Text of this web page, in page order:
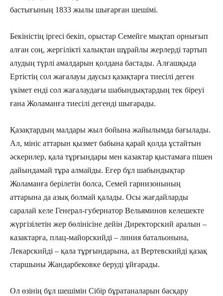
бастығының 1833 жылы шығарған шешімі.
Бекіністің іргесі бекіп, орыстар Семейге мықтап орнығып
алған соң, жергілікті халықтан шұрайлы жерлерді тартып
алудың түрлі амалдарын қолдана бастады. Алғашқыда
Ертістің сол жағалауы даусыз қазақтарға тиесілі деген
үкімет енді сол жағалаудағы шабындықтардың тек біреуі
ғана Жоламанға тиесілі дегенді шығарады.
Қазақтардың малдары жыл бойына жайылымда бағылады.
Ал, мініс аттарын қызмет бабына қарай қолда ұстайтын
әскерилер, қала тұрғындары мен казактар қыстамаға пішен
дайындамай тұра алмайды. Егер бұл шабындықтар
Жоламанға берілетін болса, Семей гарнизонының
аттарына да азық болмай қалады. Осы жағдайларды
саралай келе Генерал-губернатор Вельяминов келешекте
жүргізілетін жер бөлінісіне дейін Директорский аралын –
казактарға, плац-майорскийді – линия батальонына,
Лекарскийді – қала тұрғындарына, ал Вертевскийді қазақ
старшыны Жандарбековке беруді ұйғарады.
Ол өзінің бұл шешімін Сібір бұратаналарын басқару